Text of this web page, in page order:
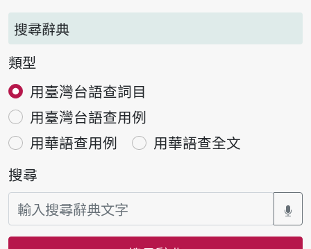
搜尋辭典
類型
用臺灣台語查詞目
用臺灣台語查用例
用華語查用例
用華語查全文
搜尋